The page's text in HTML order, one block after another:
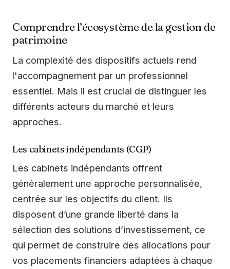
Comprendre l’écosystème de la gestion de
patrimoine
La complexité des dispositifs actuels rend
l'accompagnement par un professionnel
essentiel. Mais il est crucial de distinguer les
différents acteurs du marché et leurs
approches.
Les cabinets indépendants (CGP)
Les cabinets indépendants offrent
généralement une approche personnalisée,
centrée sur les objectifs du client. Ils
disposent d’une grande liberté dans la
sélection des solutions d’investissement, ce
qui permet de construire des allocations pour
vos placements financiers adaptées à chaque